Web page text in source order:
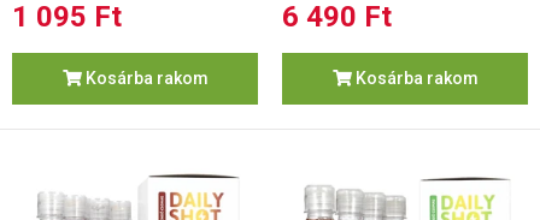
1 095 Ft
Kosárba rakom
6 490 Ft
Kosárba rakom